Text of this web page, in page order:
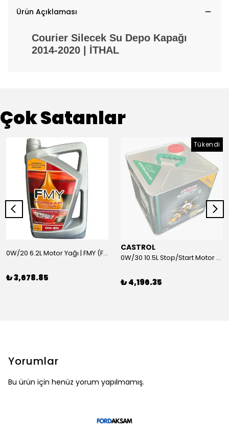
Ürün Açıklaması
Courier Silecek Su Depo Kapağı
2014-2020 | İTHAL
Çok Satanlar
0W/20 6.2L Motor Yağı | FMY (Ford Motor Yağları)
₺ 3,678.85
Tükendi
CASTROL
0W/30 10.5L Stop/Start Motor Yağı | CASTROL
₺ 4,196.35
Yorumlar
Bu ürün için henüz yorum yapılmamış.